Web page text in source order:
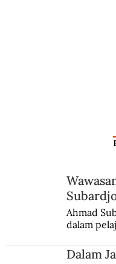
Demi Jalan
Dihancurkan
Ahmad
dalam
Jules
Dalam